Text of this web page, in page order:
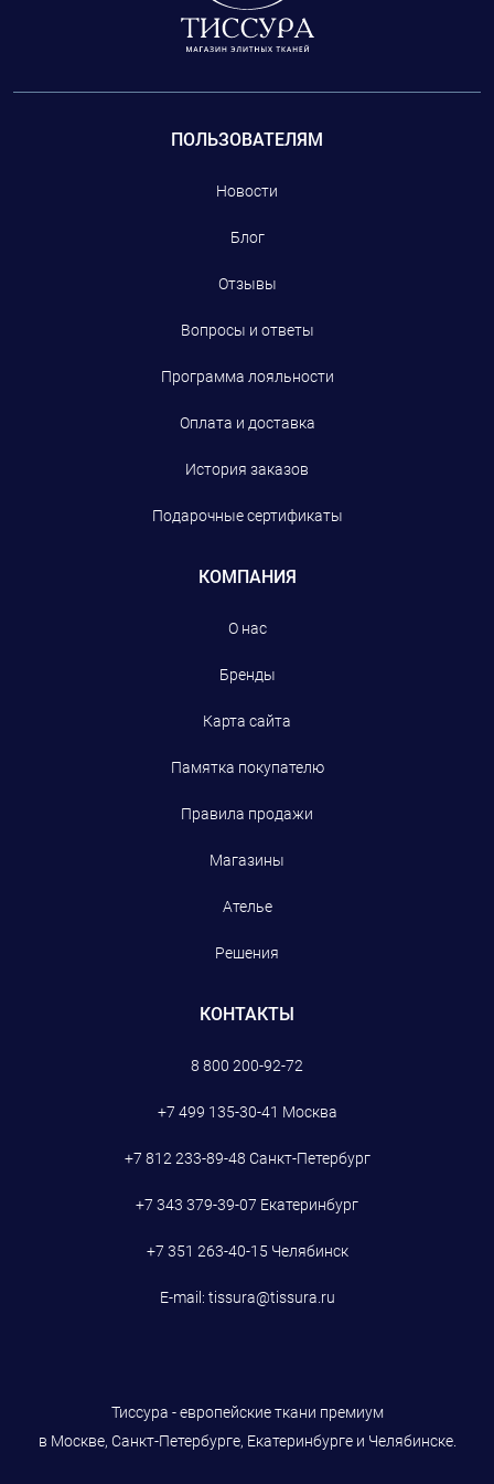
ПОЛЬЗОВАТЕЛЯМ
Новости
Блог
Отзывы
Вопросы и ответы
Программа лояльности
Оплата и доставка
История заказов
Подарочные сертификаты
КОМПАНИЯ
О нас
Бренды
Карта сайта
Памятка покупателю
Правила продажи
Магазины
Ателье
Решения
КОНТАКТЫ
8 800 200-92-72
+7 499 135-30-41 Москва
+7 812 233-89-48 Санкт-Петербург
+7 343 379-39-07 Екатеринбург
+7 351 263-40-15 Челябинск
E-mail: tissura@tissura.ru
Тиссура - европейские ткани премиум
в Москве, Санкт-Петербурге, Екатеринбурге и Челябинске.